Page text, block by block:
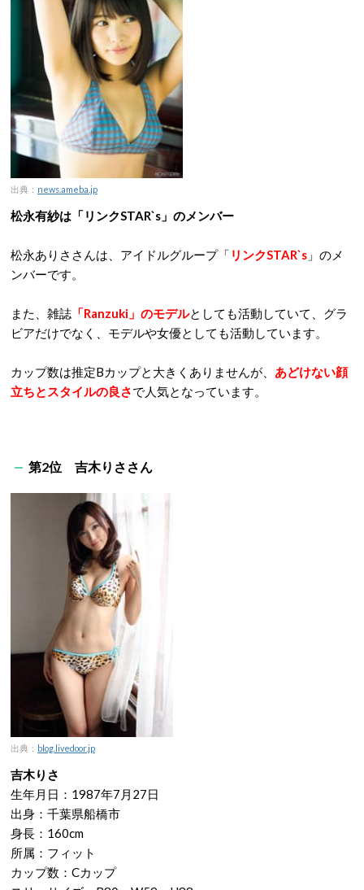
出典： news.ameba.jp
松永有紗は「リンクSTAR`s」のメンバー
松永ありささんは、アイドルグループ「 リンクSTAR`s 」のメ
ンバーです。
また、雑誌 「Ranzuki」のモデルとしても活動していて、グラ
ビアだけでなく、モデルや女優としても活動しています。
カップ数は推定Bカップと大きくありませんが、 あどけない顔
立ちとスタイルの良さで人気となっています。
第2位 吉木りささん
出典： blog.livedoor.jp
吉木りさ
生年月日：1987年7月27日
出身：千葉県船橋市
身長：160cm
所属：フィット
カップ数：Cカップ